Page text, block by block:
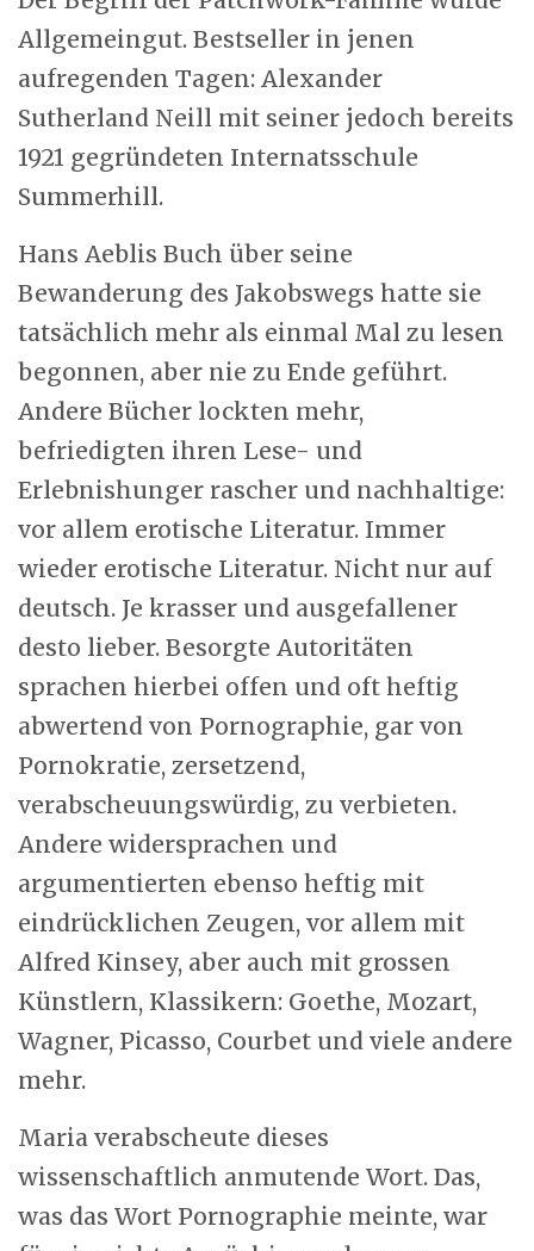
Allgemeingut. Bestseller in jenen
aufregenden Tagen: Alexander
Sutherland Neill mit seiner jedoch bereits
1921 gegründeten Internatsschule
Summerhill.
Hans Aeblis Buch über seine
Bewanderung des Jakobswegs hatte sie
tatsächlich mehr als einmal Mal zu lesen
begonnen, aber nie zu Ende geführt.
Andere Bücher lockten mehr,
befriedigten ihren Lese- und
Erlebnishunger rascher und nachhaltige:
vor allem erotische Literatur. Immer
wieder erotische Literatur. Nicht nur auf
deutsch. Je krasser und ausgefallener
desto lieber. Besorgte Autoritäten
sprachen hierbei offen und oft heftig
abwertend von Pornographie, gar von
Pornokratie, zersetzend,
verabscheuungswürdig, zu verbieten.
Andere widersprachen und
argumentierten ebenso heftig mit
eindrücklichen Zeugen, vor allem mit
Alfred Kinsey, aber auch mit grossen
Künstlern, Klassikern: Goethe, Mozart,
Wagner, Picasso, Courbet und viele andere
mehr.
Maria verabscheute dieses
wissenschaftlich anmutende Wort. Das,
was das Wort Pornographie meinte, war